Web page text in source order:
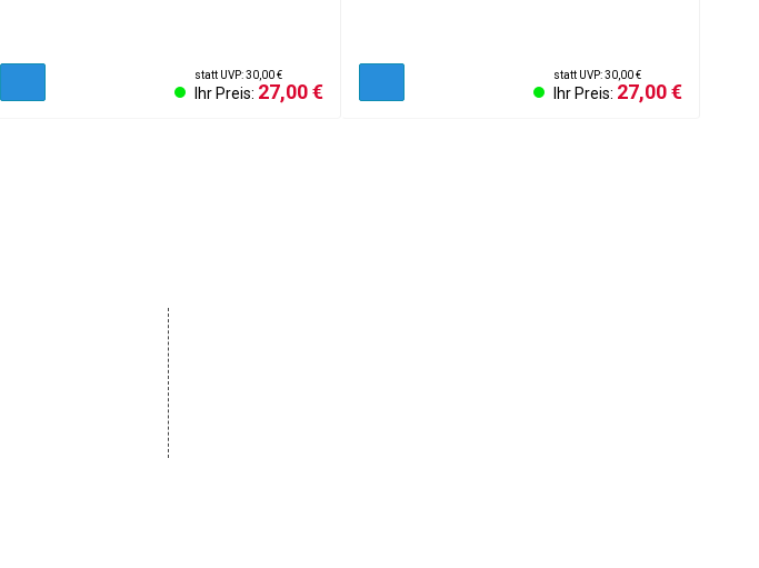
statt UVP: 30,00 €
Ihr Preis: 27,00 €
statt UVP: 30,00 €
Ihr Preis: 27,00 €